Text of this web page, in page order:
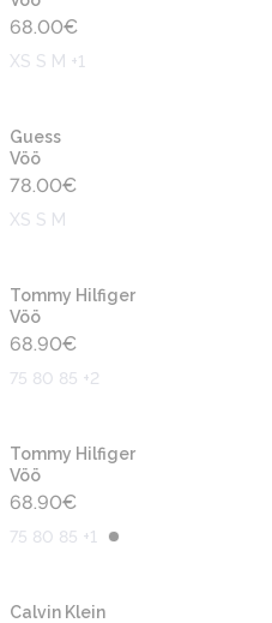
68.00€
XS S M +1
Guess
Vöö
78.00€
XS S M
Tommy Hilfiger
Vöö
68.90€
75 80 85 +2
Tommy Hilfiger
Vöö
68.90€
75 80 85 +1
Calvin Klein